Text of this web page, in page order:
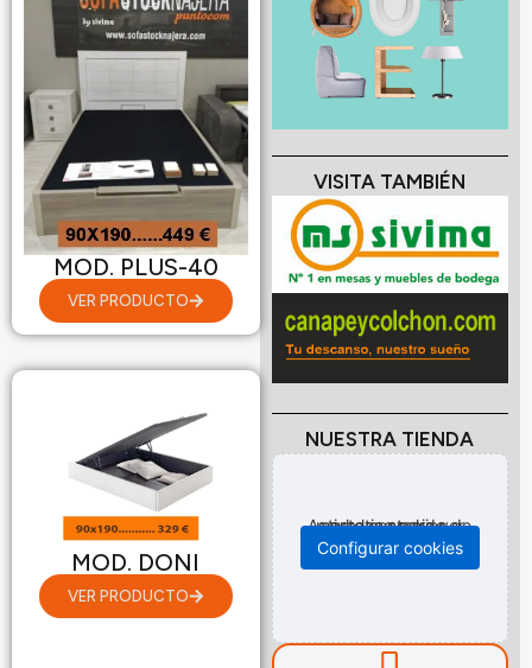
VISITA TAMBIÉN
NUESTRA TIENDA
Activa las cookies de marketing para ver este contenido.
Configurar cookies
MOD. PLUS-40
VER PRODUCTO
MOD. DONI
VER PRODUCTO